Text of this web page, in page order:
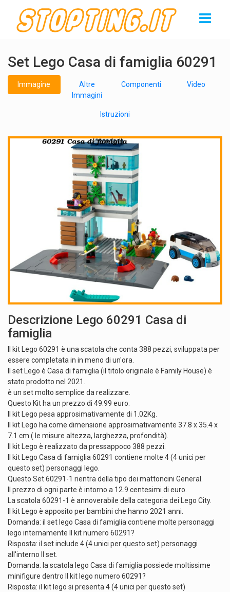
Set Lego Casa di famiglia 60291
Immagine
Altre
Immagini
Componenti Video
Istruzioni
Descrizione Lego 60291 Casa di
famiglia
Il kit Lego 60291 è una scatola che conta 388 pezzi, sviluppata per
essere completata in in meno di un'ora.
Il set Lego è Casa di famiglia (il titolo originale è Family House) è
stato prodotto nel 2021.
è un set molto semplice da realizzare.
Questo Kit ha un prezzo di 49.99 euro.
Il kit Lego pesa approsimativamente di 1.02Kg.
Il kit Lego ha come dimensione approsimativamente 37.8 x 35.4 x
7.1 cm ( le misure altezza, larghezza, profondità).
Il kit Lego è realizzato da pressappoco 388 pezzi.
Il kit Lego Casa di famiglia 60291 contiene molte 4 (4 unici per
questo set) personaggi lego.
Questo Set 60291-1 rientra della tipo dei mattoncini General.
Il prezzo di ogni parte è intorno a 12.9 centesimi di euro.
La scatola 60291-1 è annoverabile della categoria dei Lego City.
Il kit Lego è apposito per bambini che hanno 2021 anni.
Domanda: il set lego Casa di famiglia contiene molte personaggi
lego internamente Il kit numero 60291?
Risposta: il set include 4 (4 unici per questo set) personaggi
all'interno Il set.
Domanda: la scatola lego Casa di famiglia possiede moltissime
minifigure dentro Il kit lego numero 60291?
Risposta: il kit lego si presenta 4 (4 unici per questo set)